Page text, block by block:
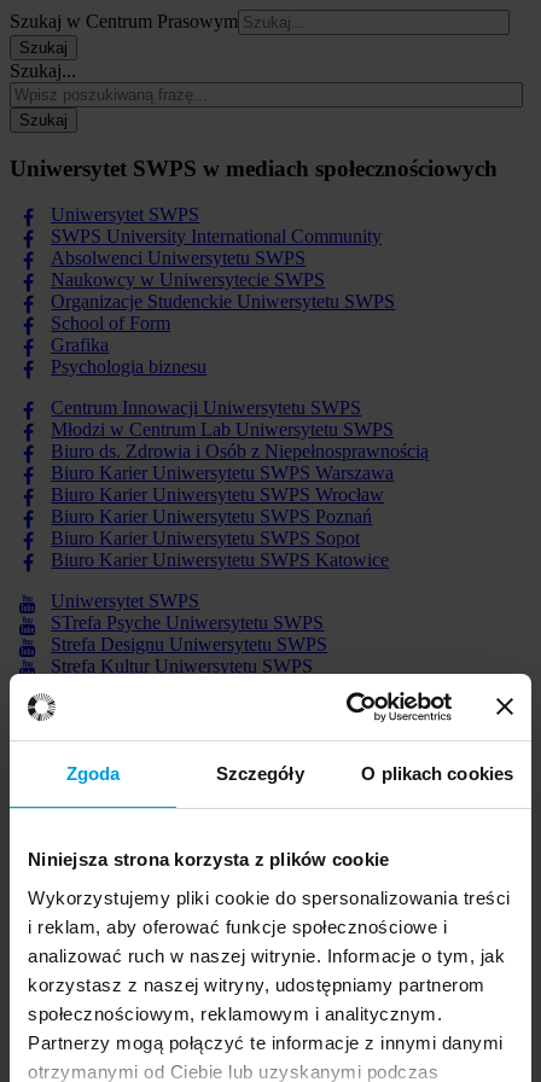
Zgoda Szczegóły O plikach cookies
Niniejsza strona korzysta z plików cookie
Wykorzystujemy pliki cookie do spersonalizowania treści
i reklam, aby oferować funkcje społecznościowe i
analizować ruch w naszej witrynie. Informacje o tym, jak
korzystasz z naszej witryny, udostępniamy partnerom
społecznościowym, reklamowym i analitycznym.
Partnerzy mogą połączyć te informacje z innymi danymi
otrzymanymi od Ciebie lub uzyskanymi podczas
Szukaj w Centrum Prasowym
Szukaj
Szukaj...
Szukaj
Uniwersytet SWPS w mediach społecznościowych
Uniwersytet SWPS
SWPS University International Community
Absolwenci Uniwersytetu SWPS
Naukowcy w Uniwersytecie SWPS
Organizacje Studenckie Uniwersytetu SWPS
School of Form
Grafika
Psychologia biznesu
Centrum Innowacji Uniwersytetu SWPS
Młodzi w Centrum Lab Uniwersytetu SWPS
Biuro ds. Zdrowia i Osób z Niepełnosprawnością
Biuro Karier Uniwersytetu SWPS Warszawa
Biuro Karier Uniwersytetu SWPS Wrocław
Biuro Karier Uniwersytetu SWPS Poznań
Biuro Karier Uniwersytetu SWPS Sopot
Biuro Karier Uniwersytetu SWPS Katowice
Uniwersytet SWPS
STrefa Psyche Uniwersytetu SWPS
Strefa Designu Uniwersytetu SWPS
Strefa Kultur Uniwersytetu SWPS
School of Form
Profil firmowy na LinkedIn
Profil uczelni na Spotify
Profil uczelni na Deezer
Profil uczelni na Google Play Music
Profil uczelni na Yandex Music
Profil uczelni na Flickr
Profil uczelni na Instagram